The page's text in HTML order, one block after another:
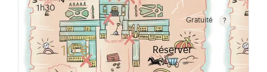
1h30
Gratuité
Gratuit pour les enfants de moins de 10 ans.Tarif
10 € Réserver